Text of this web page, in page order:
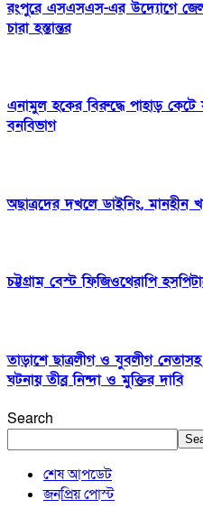
রংপুরে এসএসএস-এর উদ্যোগে
চারা হস্তান্তর
এনামুল হকের বিরুদ্ধে পাহাড়
বনবিভাগ
অছাত্রদের দখলে ডাইনিং, মানহীন
চট্টগ্রাম বেস্ট ফিজিওথেরাপি
তাড়াশে ছাত্রলীগ ও যুবলীগ
ঘটনায় তীব্র নিন্দা ও মুক্তির দাবি
Search
শেষ আপডেট
জনপ্রিয় পোস্ট